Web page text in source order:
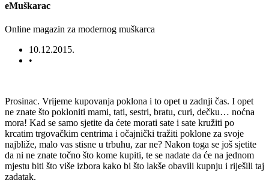
eMuškarac
Online magazin za modernog muškarca
10.12.2015.
•
Prosinac. Vrijeme kupovanja poklona i to opet u zadnji čas. I opet
ne znate što pokloniti mami, tati, sestri, bratu, curi, dečku… noćna
mora! Kad se samo sjetite da ćete morati sate i sate kružiti po
krcatim trgovačkim centrima i očajnički tražiti poklone za svoje
najbliže, malo vas stisne u trbuhu, zar ne? Nakon toga se još sjetite
da ni ne znate točno što kome kupiti, te se nadate da će na jednom
mjestu biti što više izbora kako bi što lakše obavili kupnju i riješili taj
zadatak.